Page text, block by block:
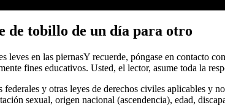
de tobillo de un día para otro
leves en las piernasY recuerde, póngase en contacto
fines educativos. Usted, el lector, asume toda la
federales y otras leyes de derechos civiles aplicables
sexual, origen nacional (ascendencia), edad,